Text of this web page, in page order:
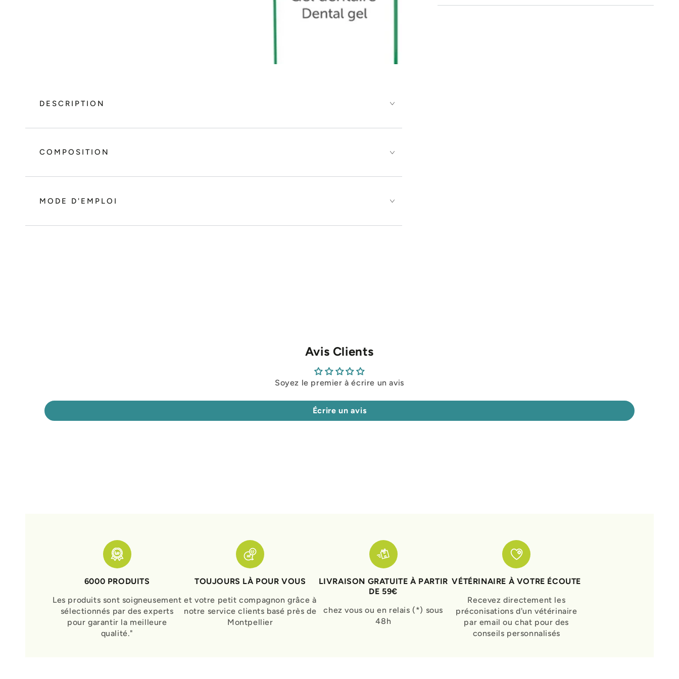
DESCRIPTION
COMPOSITION
MODE D'EMPLOI
Avis Clients
Soyez le premier à écrire un avis
Écrire un avis
6000 PRODUITS
Les produits sont soigneusement
sélectionnés par des experts
pour garantir la meilleure
qualité."
TOUJOURS LÀ POUR VOUS
et votre petit compagnon grâce à
notre service clients basé près de
Montpellier
LIVRAISON GRATUITE À PARTIR
DE 59€
chez vous ou en relais (*) sous
48h
VÉTÉRINAIRE À VOTRE ÉCOUTE
Recevez directement les
préconisations d'un vétérinaire
par email ou chat pour des
conseils personnalisés